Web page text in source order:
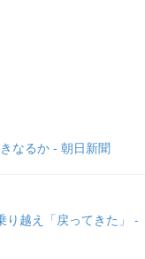
なるか - 朝日新聞
り越え「戻ってきた」 -